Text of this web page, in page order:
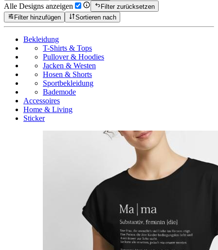
Alle Designs anzeigen
Filter zurücksetzen
Filter hinzufügen
Sortieren nach
Bekleidung
T-Shirts & Tops
Pullover & Hoodies
Jacken & Westen
Hosen & Shorts
Sportbekleidung
Bademode
Accessoires
Home & Living
Sticker